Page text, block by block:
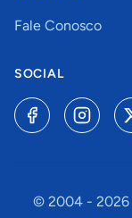
Fale Conosco
SOCIAL
© 2004 - 2026